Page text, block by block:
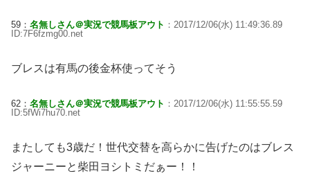
59： 名無しさん＠実況で競馬板アウト ：2017/12/06(水) 11:49:36.89
ID:7F6fzmg00.net
ブレスは有馬の後金杯使ってそう
62： 名無しさん＠実況で競馬板アウト ：2017/12/06(水) 11:55:55.59
ID:5fWi7hu70.net
またしても3歳だ！世代交替を高らかに告げたのはブレス
ジャーニーと柴田ヨシトミだぁー！！